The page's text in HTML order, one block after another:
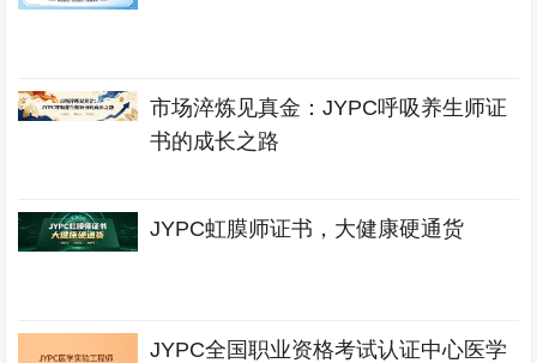
市场淬炼见真金：JYPC呼吸养生师证
书的成长之路
JYPC虹膜师证书，大健康硬通货
JYPC全国职业资格考试认证中心医学